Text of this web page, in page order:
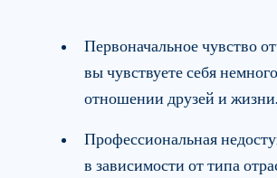
Первоначальное чувство
вы чувствуете себя
отношении друзей и жизни.
Профессиональная
в зависимости от типа